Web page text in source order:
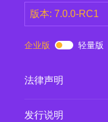
版本: 7.0.0-RC1
7.0.0-RC2
6.0.0 (LTS)
企业版 轻量版
法律声明
发行说明